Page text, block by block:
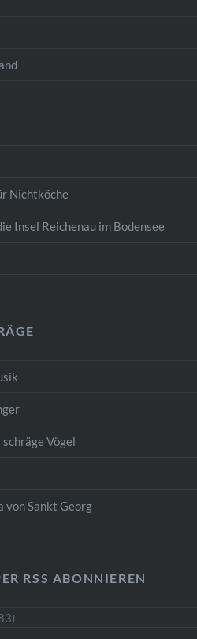
Nichtköche
Insel Reichenau im Bodensee
Vögel
von Sankt Georg
RSS ABONNIEREN